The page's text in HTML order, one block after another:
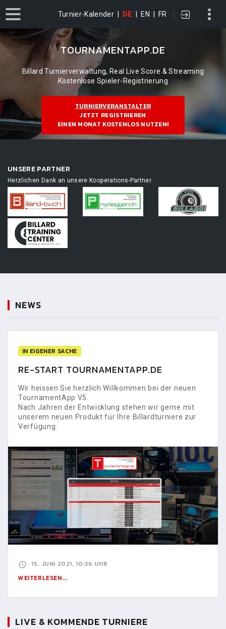
Turnier-Kalender DE EN FR
TOURNAMENTAPP.DE
Billard Turnierverwaltung, Real Live Score & Streaming
Kostenlose Spieler-Registrierung
TURNIERVERANSTALTER
JETZT REGISTRIEREN
EINEN MONAT KOSTENLOS NUTZEN!
UNSERE PARTNER
Herzlichen Dank an unsere Kooperations-Partner
NEWS
IN EIGENER SACHE
RE-START TOURNAMENTAPP.DE
Wir heissen Sie herzlich Willkommen bei der neuen
TournamentApp V5.
Nach Jahren der Entwicklung stehen wir gerne mit
unserem neuen Produkt für Ihre Billardturniere zur
Verfügung.
15. JUNI 2021, 10:36 UHR
WEITERLESEN...
LIVE & KOMMENDE TURNIERE